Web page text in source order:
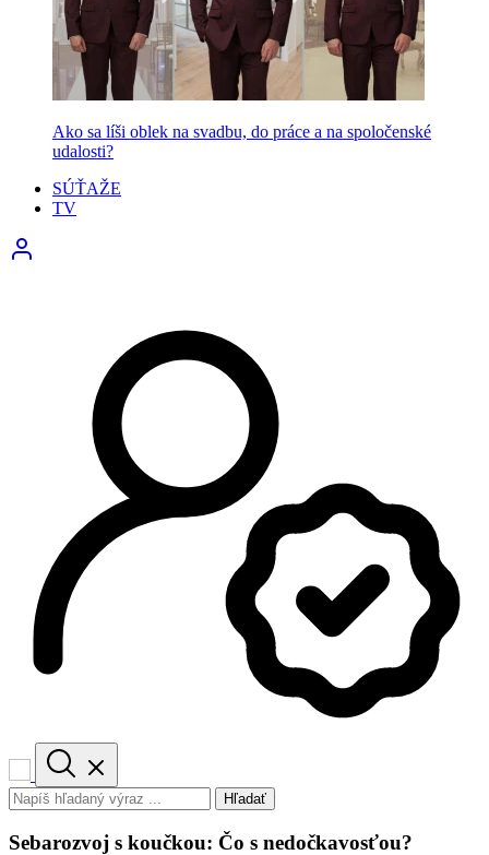
Ako sa líši oblek na svadbu, do práce a na spoločenské
udalosti?
SÚŤAŽE
TV
Hľadať
Sebarozvoj s koučkou: Čo s nedočkavosťou?